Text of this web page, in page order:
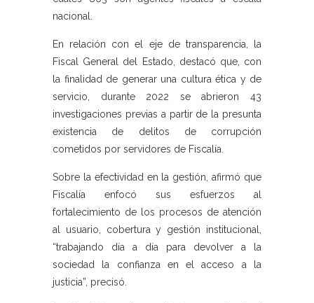
nacional.
En relación con el eje de transparencia, la
Fiscal General del Estado, destacó que, con
la finalidad de generar una cultura ética y de
servicio, durante 2022 se abrieron 43
investigaciones previas a partir de la presunta
existencia de delitos de corrupción
cometidos por servidores de Fiscalía.
Sobre la efectividad en la gestión, afirmó que
Fiscalía enfocó sus esfuerzos al
fortalecimiento de los procesos de atención
al usuario, cobertura y gestión institucional,
“trabajando día a día para devolver a la
sociedad la confianza en el acceso a la
justicia”, precisó.